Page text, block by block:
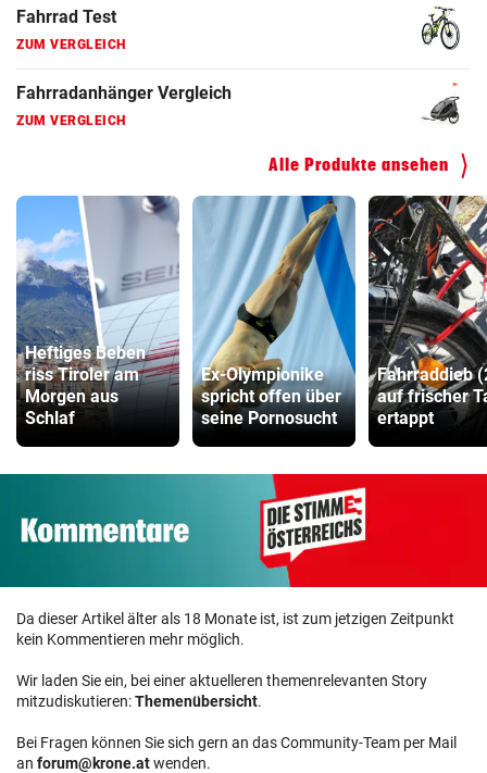
Hoverboard Vergleich
ZUM VERGLEICH
Kinderfahrrad Vergleich
ZUM VERGLEICH
Alle Produkte ansehen
Heftiges Beben
riss Tiroler am
Morgen aus
Schlaf
Ex-Olympionike
spricht offen über
seine Pornosucht
Fahrraddieb
auf frischer
ertappt
Da dieser Artikel älter als 18 Monate ist, ist zum jetzigen Zeitpunkt
kein Kommentieren mehr möglich.
Wir laden Sie ein, bei einer aktuelleren themenrelevanten Story
mitzudiskutieren:Themenübersicht.
Bei Fragen können Sie sich gern an das Community-Team per Mail
an forum@krone.atwenden.